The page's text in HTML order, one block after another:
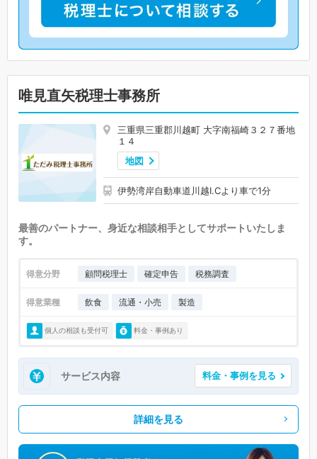
唯見直矢税理士事務所
三重県三重郡川越町 大字南福崎３２７番地
１４
地図
伊勢湾岸自動車道川越I.Cより車で1分
最善のパートナー、身近な相談相手としてサポートいたしま
す。
得意分野 顧問税理士 確定申告 税務調査
得意業種 飲食 流通・小売 製造
個人の相談も受付可 料金・事例あり
サービス内容 料金・事例を見る
詳細を見る